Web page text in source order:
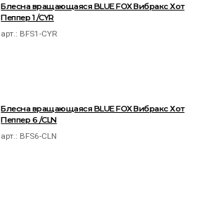
Блесна вращающаяся BLUE FOX Вибракс Хот
Пеппер 1 /CYR
арт.: BFS1-CYR
Блесна вращающаяся BLUE FOX Вибракс Хот
Пеппер 6 /CLN
арт.: BFS6-CLN